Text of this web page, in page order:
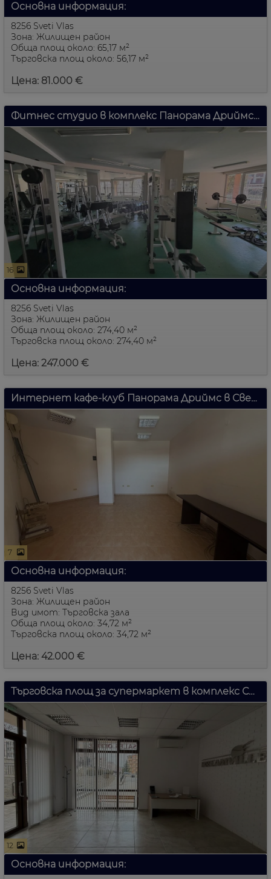
Основна информация:
8256 Sveti Vlas
Зона: Жилищен район
Цена: 81.000 €
Обща площ около: 65,17 м²
Търговска площ около: 56,17 м²
Фитнес студио в комплекс Панорама Дриймс, Свети Влас
16
Основна информация:
8256 Sveti Vlas
Зона: Жилищен район
Цена: 247.000 €
Обща площ около: 274,40 м²
Търговска площ около: 274,40 м²
Интернет кафе-клуб Панорама Дриймс в Свети Влас
7
Основна информация:
8256 Sveti Vlas
Зона: Жилищен район
Вид имот: Търговска зала
Цена: 42.000 €
Обща площ около: 34,72 м²
Търговска площ около: 34,72 м²
Търговска площ за супермаркет в комплекс Стар Дриймс в Свети Влас
12
Основна информация: